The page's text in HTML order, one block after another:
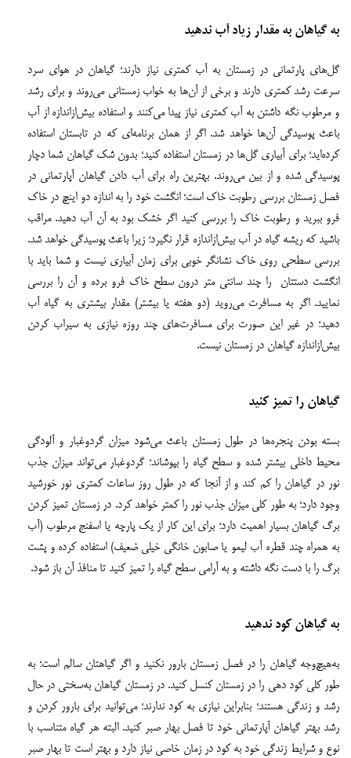
به گیاهان به مقدار زیاد آب ندهید
گل‌های پارتمانی در زمستان به آب کمتری نیاز دارند؛ گیاهان در هوای سرد
سرعت رشد کمتری دارند و برخی از آن‌ها به خواب زمستانی می‌روند و برای رشد
و مرطوب نگه داشتن به آب کمتری نیاز پیدا می‌کنند و استفاده بیش‌ازاندازه از آب
باعث پوسیدگی آن‌ها خواهد شد. اگر از همان برنامه‌ای که در تابستان استفاده
کرده‌اید؛ برای آبیاری گل‌ها در زمستان استفاده کنید؛ بدون شک گیاهان شما دچار
پوسیدگی شده و از بین می‌روند. بهترین راه برای آب دادن گیاهان آپارتمانی در
فصل زمستان بررسی رطوبت خاک است؛ انگشت خود را به اندازه دو اینچ در خاک
فرو ببرید و رطوبت خاک را بررسی کنید اگر خشک بود به آن آب دهید. مراقب
باشید که ریشه گیاه در آب بیش‌ازاندازه قرار نگیرد؛ زیرا باعث پوسیدگی خواهد شد.
بررسی سطحی روی خاک نشانگر خوبی برای زمان آبیاری نیست و شما باید با
انگشت دستتان را چند سانتی متر درون سطح خاک فرو برده و آن را بررسی
نمایید. اگر به مسافرت می‌روید (دو هفته یا بیشتر) مقدار بیشتری به گیاه آب
دهید؛ در غیر این صورت برای مسافرت‌های چند روزه نیازی به سیراب کردن
بیش‌ازاندازه گیاهان در زمستان نیست.
گیاهان را تمیز کنید
بسته بودن پنجره‌ها در طول زمستان باعث می‌شود میزان گردوغبار و آلودگی
محیط داخلی بیشتر شده و سطح گیاه را بپوشاند؛ گردوغبار می‌تواند میزان جذب
نور در گیاهان را کم کند و از آنجا که در طول روز ساعات کمتری نور خورشید
وجود دارد؛ به طور کلی میزان جذب نور را کمتر خواهد کرد. در زمستان تمیز کردن
برگ گیاهان بسیار اهمیت دارد؛ برای این کار از یک پارچه یا اسفنج مرطوب (آب
به همراه چند قطره آب لیمو یا صابون خانگی خیلی ضعیف) استفاده کرده و پشت
برگ را با دست نگه داشته و به آرامی سطح گیاه را تمیز کنید تا منافذ آن باز شود.
به گیاهان کود ندهید
به‌هیچ‌وجه گیاهان را در فصل زمستان بارور نکنید و اگر گیاهتان سالم است؛ به
طور کلی کود دهی را در زمستان کنسل کنید. در زمستان گیاهان به‌سختی در حال
رشد و زندگی هستند؛ بنابراین نیازی به کود ندارند؛ می‌توانید برای بارور کردن و
رشد بهتر گیاهان آپارتمانی خود تا فصل بهار صبر کنید. البته هر گیاه متناسب با
نوع و شرایط زندگی خود به کود در زمان خاصی نیاز دارد و بهتر است تا بهار صبر